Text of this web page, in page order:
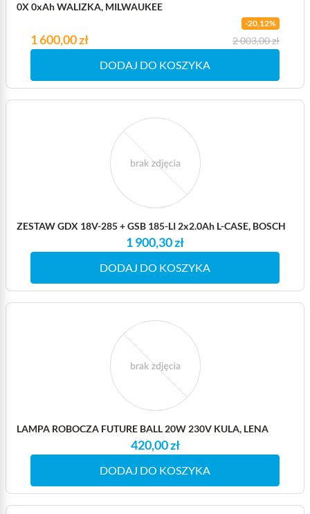
0X 0xAh WALIZKA, MILWAUKEE
-20,12%
Cena
1 600,00 zł
Cena podstawowa 2 003,00 zł
DODAJ DO KOSZYKA
ZESTAW GDX 18V-285 + GSB 185-LI 2x2.0Ah L-CASE, BOSCH
1 900,30 zł
DODAJ DO KOSZYKA
LAMPA ROBOCZA FUTURE BALL 20W 230V KULA, LENA
420,00 zł
DODAJ DO KOSZYKA